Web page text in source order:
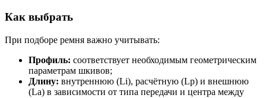
Как выбрать
При подборе ремня важно учитывать:
Профиль: соответствует необходимым геометрическим
параметрам шкивов;
Длину: внутреннюю (Li), расчётную (Lp) и внешнюю
(La) в зависимости от типа передачи и центра между